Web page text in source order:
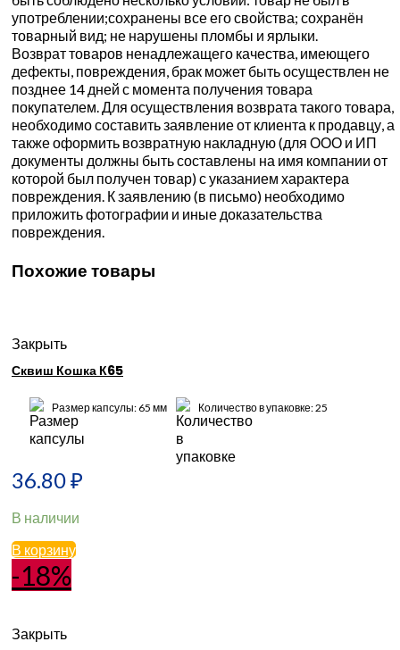
употреблении;сохранены все его свойства; сохранён
товарный вид; не нарушены пломбы и ярлыки.
Возврат товаров ненадлежащего качества, имеющего
дефекты, повреждения, брак может быть осуществлен не
позднее 14 дней с момента получения товара
покупателем. Для осуществления возврата такого товара,
необходимо составить заявление от клиента к продавцу, а
также оформить возвратную накладную (для ООО и ИП
документы должны быть составлены на имя компании от
которой был получен товар) с указанием характера
повреждения. К заявлению (в письмо) необходимо
приложить фотографии и иные доказательства
повреждения.
Похожие товары
Закрыть
Сквиш Кошка К65
Размер капсулы: 65 мм Количество в упаковке: 25
36.80₽
В наличии
В корзину
-18%
Закрыть